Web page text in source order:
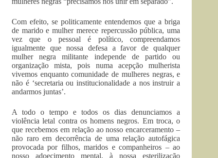
Com efeito, se politicamente entendemos que a briga
de marido e mulher merece repercussão pública, uma
vez que o pessoal é político, compreendamos
igualmente que nossa defesa a favor de qualquer
mulher negra militante independe de partido ou
organização mista, pois numa acepção mulherista
vivemos enquanto comunidade de mulheres negras, e
não é ‘secretaria ou institucionalidade a nos instruir a
andarmos juntas’.
A todo o tempo e todos os dias denunciamos a
violência letal contra os homens negros. Em troca, o
que recebemos em relação ao nosso encarceramento –
não raro em decorrência de uma relação autofágica
provocada por filhos, maridos e companheiros – ao
nosso adoecimento mental, à nossa esterilização